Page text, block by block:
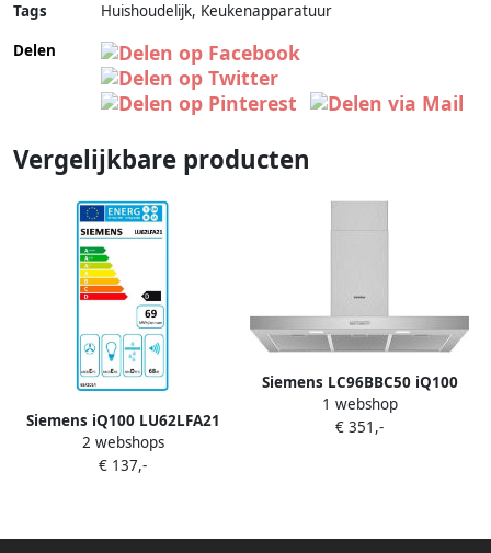
Tags
Huishoudelijk, Keukenapparatuur
Delen
Vergelijkbare producten
Siemens iQ100 LU62LFA21
afzuigkap 250 m³ uur
Onderbouw Wit D
2 webshops
€ 137,-
Siemens LC96BBC50 iQ100
Afzuigkap Wandschouwkap
90 cm
1 webshop
€ 351,-